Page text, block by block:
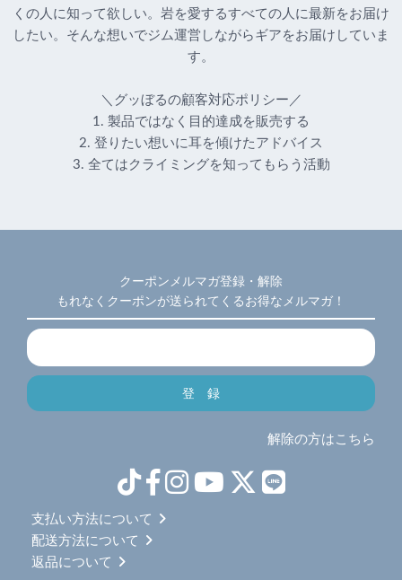
くの人に知って欲しい。岩を愛するすべての人に最新をお届け
したい。そんな想いでジム運営しながらギアをお届けしていま
す。
＼グッぼるの顧客対応ポリシー／
1. 製品ではなく目的達成を販売する
2. 登りたい想いに耳を傾けたアドバイス
3. 全てはクライミングを知ってもらう活動
クーポンメルマガ登録・解除
もれなくクーポンが送られてくるお得なメルマガ！
解除の方はこちら
支払い方法について
配送方法について
返品について